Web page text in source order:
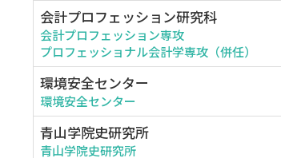
会計プロフェッション研究科
会計プロフェッション専攻
プロフェッショナル会計学専攻（併任）
環境安全センター
環境安全センター
青山学院史研究所
青山学院史研究所